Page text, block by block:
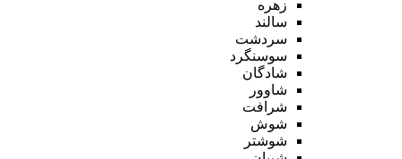
زهره
سالند
سردشت
سوسنگرد
شادگان
شاوور
شرافت
شوش
شوشتر